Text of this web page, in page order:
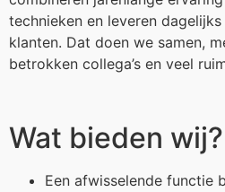
technieken en leveren
klanten. Dat doen we samen,
betrokken collega’s en veel
Wat bieden wij?
Een afwisselende functie